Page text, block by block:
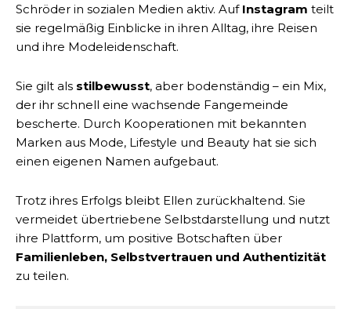
Schröder in sozialen Medien aktiv. Auf Instagram teilt
sie regelmäßig Einblicke in ihren Alltag, ihre Reisen
und ihre Modeleidenschaft.
Sie gilt als stilbewusst, aber bodenständig – ein Mix,
der ihr schnell eine wachsende Fangemeinde
bescherte. Durch Kooperationen mit bekannten
Marken aus Mode, Lifestyle und Beauty hat sie sich
einen eigenen Namen aufgebaut.
Trotz ihres Erfolgs bleibt Ellen zurückhaltend. Sie
vermeidet übertriebene Selbstdarstellung und nutzt
ihre Plattform, um positive Botschaften über
Familienleben, Selbstvertrauen und Authentizität
zu teilen.